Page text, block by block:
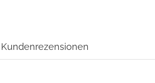
Kundenrezensionen